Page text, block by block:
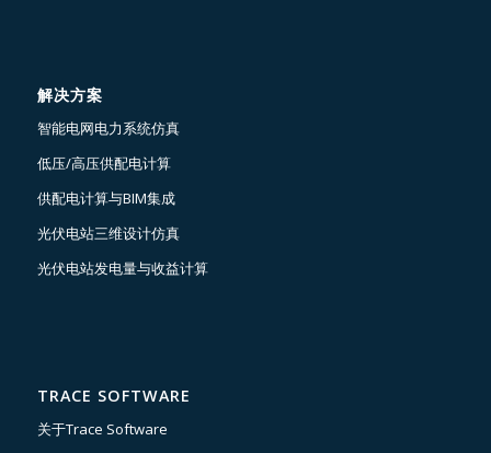
解决方案
智能电网电力系统仿真
低压/高压供配电计算
供配电计算与BIM集成
光伏电站三维设计仿真
光伏电站发电量与收益计算
TRACE SOFTWARE
关于Trace Software